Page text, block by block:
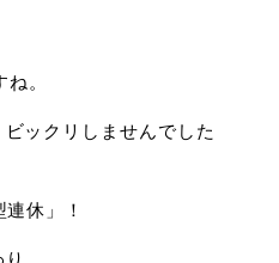
。
ックリしませんでした
休」！